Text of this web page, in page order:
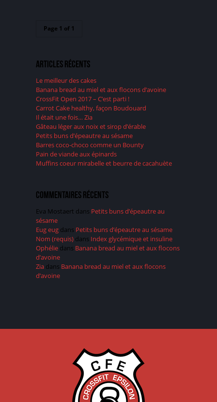
Page 1 of 1
Articles récents
Le meilleur des cakes
Banana bread au miel et aux flocons d’avoine
CrossFit Open 2017 – C’est parti !
Carrot Cake healthy, façon Boudouard
Il était une fois… Zia
Gâteau léger aux noix et sirop d’érable
Petits buns d’épeautre au sésame
Barres coco-choco comme un Bounty
Pain de viande aux épinards
Muffins coeur mirabelle et beurre de cacahuète
Commentaires récents
Eva Mostaert dans Petits buns d’épeautre au
sésame
Eug eug dans Petits buns d’épeautre au sésame
Nom (requis) dans Index glycémique et insuline
Ophélie dans Banana bread au miel et aux flocons
d’avoine
Zia dans Banana bread au miel et aux flocons
d’avoine